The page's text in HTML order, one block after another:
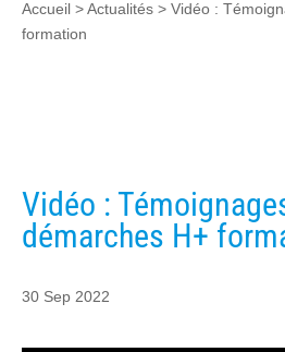
Accueil > Actualités > Vidéo :
formation
Vidéo :
démarches H+
30 Sep 2022